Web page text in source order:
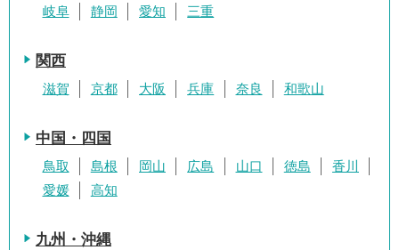
岐阜 静岡 愛知 三重
関西
滋賀 京都 大阪 兵庫 奈良 和歌山
中国・四国
鳥取 島根 岡山 広島 山口 徳島
香川
愛媛
高知
九州・沖縄